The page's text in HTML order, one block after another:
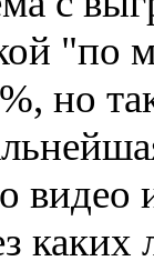
"по
но
каких